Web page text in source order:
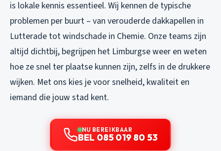
is lokale kennis essentieel. Wij kennen de typische
problemen per buurt – van verouderde dakkapellen in
Lutterade tot windschade in Chemie. Onze teams zijn
altijd dichtbij, begrijpen het Limburgse weer en weten
hoe ze snel ter plaatse kunnen zijn, zelfs in de drukkere
wijken. Met ons kies je voor snelheid, kwaliteit en
iemand die jouw stad kent.
NU BEREIKBAAR
BEL 085 019 80 53